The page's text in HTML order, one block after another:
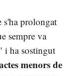
s'ha prolongat
sempre va
i ha sostingut
menors de